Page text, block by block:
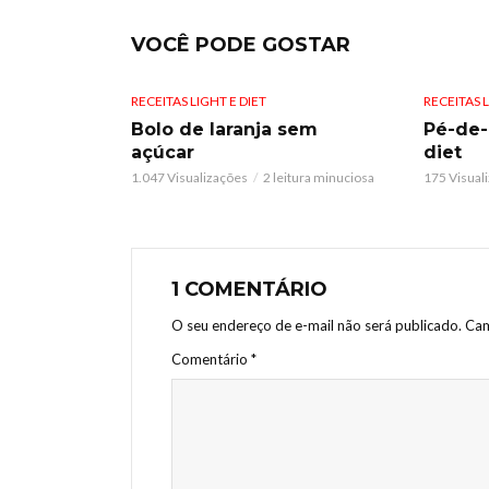
VOCÊ PODE GOSTAR
RECEITAS LIGHT E DIET
Bolo de laranja sem
açúcar
1.047 Visualizações 2 leitura minuciosa
RECEITAS
Pé-
diet
175
1 COMENTÁRIO
O seu endereço de e-mail não será publicado.
Comentário *